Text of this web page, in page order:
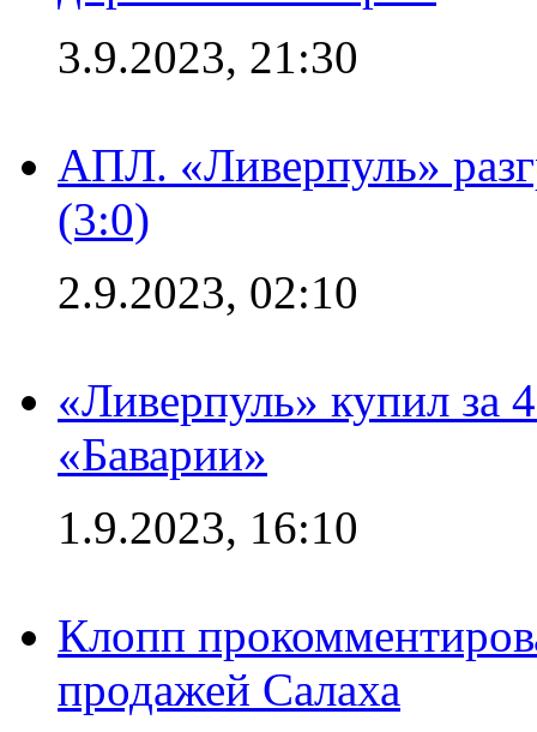
3.9.2023, 21:30
АПЛ. «Ливерпуль»
(3:0)
2.9.2023, 02:10
«Ливерпуль» купил за
«Баварии»
1.9.2023, 16:10
Клопп
продажей Салаха